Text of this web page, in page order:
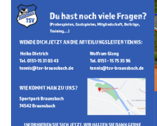
Yoga
Hatha Yoga
Yoga auf dem Stuhl
Kundalini Yoga
Zumba Fitness